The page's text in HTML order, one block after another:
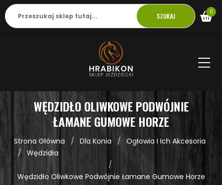
SZUKAJ 0
WĘDZIDŁO OLIWKOWE PODWÓJNIE
ŁAMANE GUMOWE HORZE
Strona Główna Dla Konia
Ogłowia I Ich Akcesoria
Wędzidła
Wędzidło Oliwkowe Podwójnie Łamane Gumowe Horze